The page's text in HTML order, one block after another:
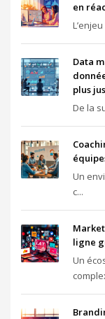
en
Data
plus
De la
Un
c...
ligne
Un